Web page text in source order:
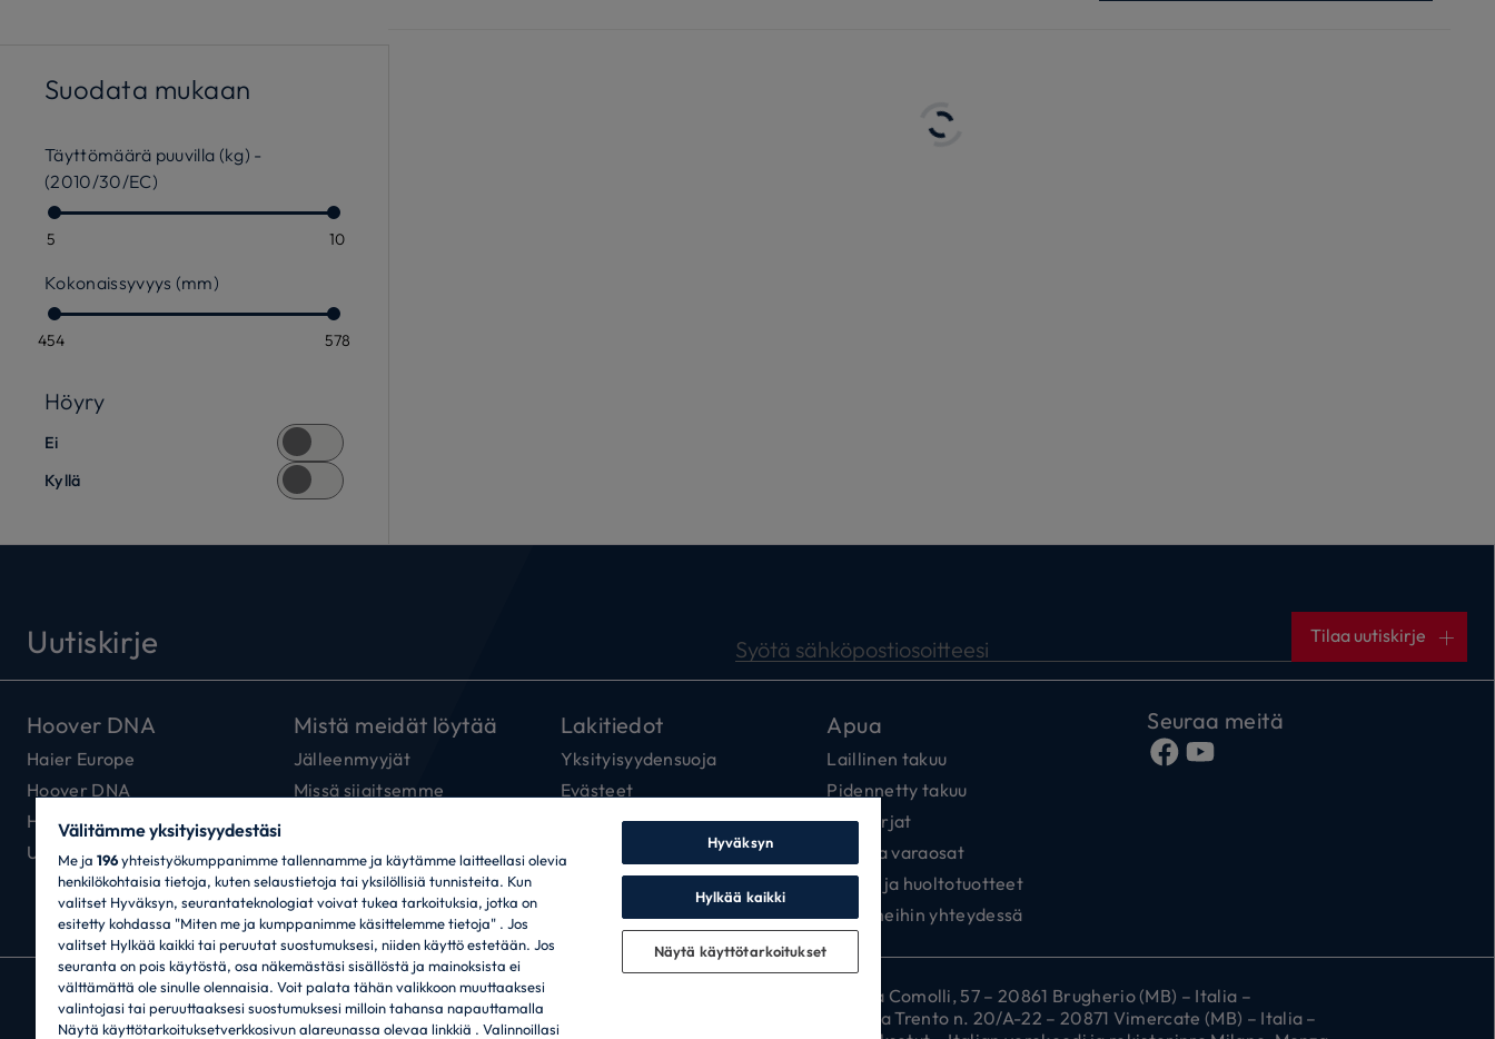
Suodata mukaan
Täyttömäärä puuvilla (kg) -
(2010/30/EC)
5 10
Kokonaissyvyys (mm)
454 578
Höyry
Ei
Kyllä
Uutiskirje Syötä sähköpostiosoitteesi Tilaa uutiskirje
Hoover DNA
Haier Europe
Hoover DNA
Hoover-yhteys
Uutiskirje
Mistä meidät löytää
Jälleenmyyjät
Missä sijaitsemme
Lakitiedot
Yksityisyydensuoja
Evästeet
Yksityisyysasetuskeskus
Saavutettavuusseloste
Eettiset säännöt
Data Act Policy
Apua
Laillinen takuu
Pidennetty takuu
Ohjekirjat
Lisä- ja varaosat
Hoito- ja huoltotuotteet
Pysy meihin yhteydessä
Seuraa meitä
CANDY HOOVER GROUP S.r.I. – ainut osakkeenomistaja – REKISTERÖITY TOIMIPAIKKA: Via Comolli, 57 – 20861 Brugherio (MB) – Italia –
HALLINNOLLISET TOIMIPAIKAT: Via Privata Eden Fumagalli snc – 20861 Brugherio (MB) ja Via Trento n. 20/A-22 – 20871 Vimercate (MB) – Italia –
Välitämme yksityisyydestäsi
Me ja 196yhteistyökumppanimme tallennamme ja käytämme laitteellasi olevia
henkilökohtaisia tietoja, kuten selaustietoja tai yksilöllisiä tunnisteita. Kun
valitset Hyväksyn, seurantateknologiat voivat tukea tarkoituksia, jotka on
esitetty kohdassa "Miten me ja kumppanimme käsittelemme tietoja" . Jos
valitset Hylkää kaikki tai peruutat suostumuksesi, niiden käyttö estetään. Jos
seuranta on pois käytöstä, osa näkemästäsi sisällöstä ja mainoksista ei
välttämättä ole sinulle olennaisia. Voit palata tähän valikkoon muuttaaksesi
valintojasi tai peruuttaaksesi suostumuksesi milloin tahansa napauttamalla
Näytä käyttötarkoituksetverkkosivun alareunassa olevaa linkkiä . Valinnoillasi
Hyväksyn
Hylkää kaikki
Näytä käyttötarkoitukset